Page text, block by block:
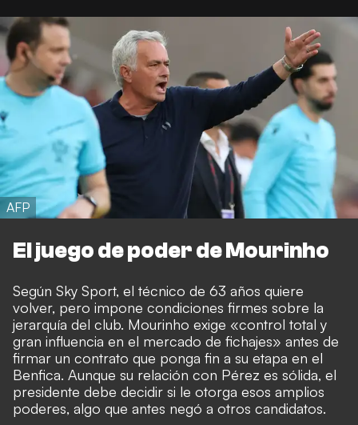
AFP
El juego de poder de Mourinho
Según Sky Sport, el técnico de 63 años quiere
volver, pero impone condiciones firmes sobre la
jerarquía del club. Mourinho exige «control total y
gran influencia en el mercado de fichajes» antes de
firmar un contrato que ponga fin a su etapa en el
Benfica. Aunque su relación con Pérez es sólida, el
presidente debe decidir si le otorga esos amplios
poderes, algo que antes negó a otros candidatos.